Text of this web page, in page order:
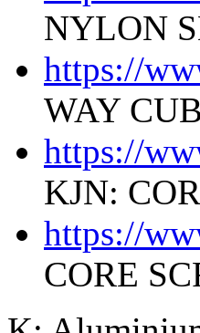
NYLON
https://
WAY
https://
KJN:
https://
CORE